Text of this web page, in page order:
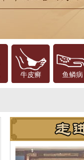
牛皮癣 鱼鳞病